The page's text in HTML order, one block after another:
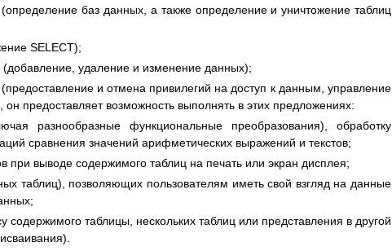
баз данных, а также определение и уничтожение таблиц
SELECT);
удаление и изменение данных);
и отмена привилегий на доступ к данным, управление
предоставляет возможность выполнять в этих предложениях:
разнообразные функциональные преобразования), обработку
сравнения значений арифметических выражений и текстов;
при выводе содержимого таблиц на печать или экран дисплея;
таблиц), позволяющих пользователям иметь свой взгляд на данные
содержимого таблицы, нескольких таблиц или представления в другой